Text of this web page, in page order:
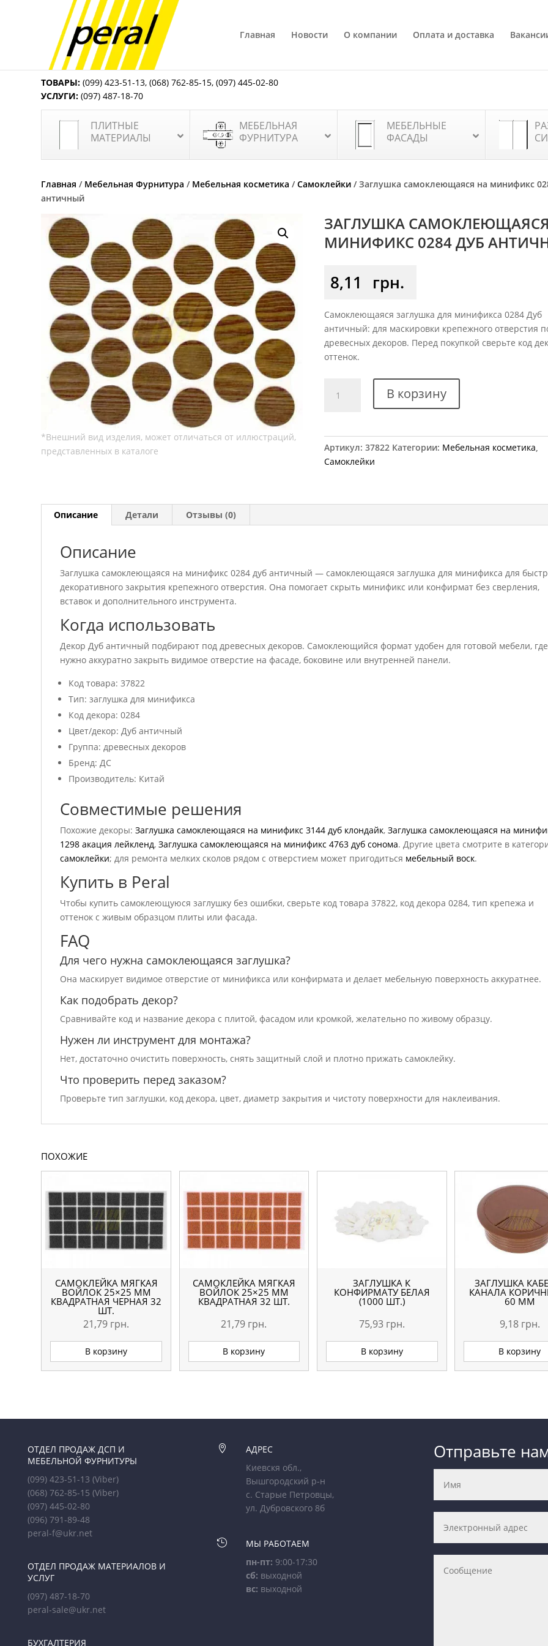
Главная Новости О компании Оплата и доставка
ТОВАРЫ: (099) 423-51-13,(068) 762-85-15,(097) 445-02-80
УСЛУГИ: (097) 487-18-70
ПЛИТНЫЕ
МАТЕРИАЛЫ
МЕБЕЛЬНАЯ
ФУРНИТУРА
МЕБЕЛЬНЫЕ
ФАСАДЫ
Главная / Мебельная Фурнитура / Мебельная косметика /Самоклейки / Заглушка самоклеющаяся на минификс
античный
ЗАГЛУШКА
МИНИФИКС 0284 ДУБ
8,11 грн.
Самоклеющаяся заглушка для минификса 0284 Дуб
античный: для маскировки крепежного отверстия
древесных декоров. Перед покупкой сверьте код
оттенок.
товара
минификс
В корзину
Артикул:37822 Категории: Мебельная косметика,
Самоклейки
Описание Детали Отзывы (0)
Описание
Заглушка самоклеющаяся на минификс 0284 дуб античный — самоклеющаяся заглушка для минификса для
декоративного закрытия крепежного отверстия. Она помогает скрыть минификс или конфирмат без сверления,
вставок и дополнительного инструмента.
Когда использовать
Декор Дуб античный подбирают под древесных декоров. Самоклеющийся формат удобен для готовой мебели, где
нужно аккуратно закрыть видимое отверстие на фасаде, боковине или внутренней панели.
Код товара: 37822
Тип: заглушка для минификса
Код декора: 0284
Цвет/декор: Дуб античный
Группа: древесных декоров
Бренд: ДС
Производитель: Китай
Совместимые решения
Похожие декоры:Заглушка самоклеющаяся на минификс 3144 дуб клондайк,Заглушка самоклеющаяся на
1298 акация лейкленд,Заглушка самоклеющаяся на минификс 4763 дуб сонома. Другие цвета смотрите в
самоклейки; для ремонта мелких сколов рядом с отверстием может пригодиться мебельный воск.
Купить в Peral
Чтобы купить самоклеющуюся заглушку без ошибки, сверьте код товара 37822, код декора 0284, тип крепежа и
оттенок с живым образцом плиты или фасада.
FAQ
Для чего нужна самоклеющаяся заглушка?
Она маскирует видимое отверстие от минификса или конфирмата и делает мебельную поверхность аккуратнее.
Как подобрать декор?
Сравнивайте код и название декора с плитой, фасадом или кромкой, желательно по живому образцу.
Нужен ли инструмент для монтажа?
Нет, достаточно очистить поверхность, снять защитный слой и плотно прижать самоклейку.
Что проверить перед заказом?
Проверьте тип заглушки, код декора, цвет, диаметр закрытия и чистоту поверхности для наклеивания.
ПОХОЖИЕ
САМОКЛЕЙКА МЯГКАЯ
ВОЙЛОК 25×25 ММ
КВАДРАТНАЯ ЧЕРНАЯ 32
ШТ.
21,79 грн.
В корзину
САМОКЛЕЙКА МЯГКАЯ
ВОЙЛОК 25×25 ММ
КВАДРАТНАЯ 32 ШТ.
21,79 грн.
В корзину
ЗАГЛУШКА К
КОНФИРМАТУ БЕЛАЯ
(1000 ШТ.)
75,93 грн.
В корзину
ЗАГЛУШКА
КАНАЛА
60 ММ
9,18 грн.
В корзину
ОТДЕЛ ПРОДАЖ ДСП И
МЕБЕЛЬНОЙ ФУРНИТУРЫ
(099) 423-51-13(Viber)
(068) 762-85-15(Viber)
(097) 445-02-80
(096) 791-89-48
peral-f@ukr.net
ОТДЕЛ ПРОДАЖ МАТЕРИАЛОВ И
УСЛУГ
(097) 487-18-70
peral-sale@ukr.net
БУХГАЛТЕРИЯ

АДРЕС
Киевскя обл.,
Вышгородский р-н
с. Старые Петровцы,
ул. Дубровского 8б

МЫ РАБОТАЕМ
пн-пт: 9:00-17:30
сб: выходной
вс: выходной
Отправьте